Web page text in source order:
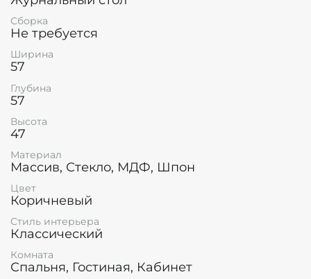
Сборка
Не требуется
Ширина
57
Глубина
57
Высота
47
Материал
Массив, Стекло, МДФ, Шпон
Цвет
Коричневый
Стиль интерьера
Классический
Комната
Спальня, Гостиная, Кабинет